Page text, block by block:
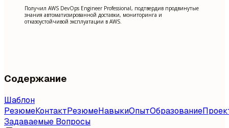
Получил AWS DevOps Engineer Professional, подтвердив продвинутые
знания автоматизированной доставки, мониторинга и
отказоустойчивой эксплуатации в AWS.
Содержание
Шаблон
РезюмеКонтактРезюмеНавыкиОпытОбразование
Задаваемые Вопросы